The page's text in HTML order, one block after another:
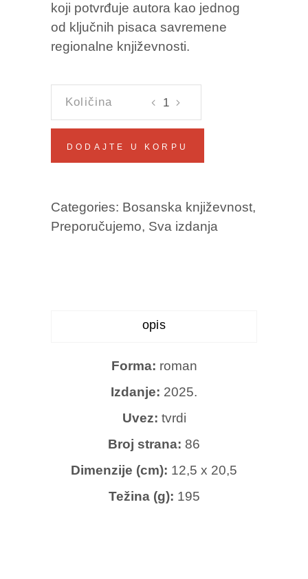
koji potvrđuje autora kao jednog
od ključnih pisaca savremene
regionalne književnosti.
Andrej
Nikolaidis
DODAJTE U KORPU
Categories: Bosanska književnost,
Preporučujemo, Sva izdanja
opis
Forma: roman
Izdanje: 2025.
Uvez: tvrdi
Broj strana: 86
Dimenzije (cm): 12,5 x 20,5
Težina (g): 195